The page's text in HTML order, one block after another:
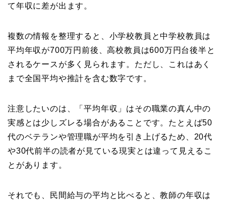
て年収に差が出ます。
複数の情報を整理すると、小学校教員と中学校教員は
平均年収が700万円前後、高校教員は600万円台後半と
されるケースが多く見られます。ただし、これはあく
まで全国平均や推計を含む数字です。
注意したいのは、「平均年収」はその職業の真ん中の
実感とは少しズレる場合があることです。たとえば50
代のベテランや管理職が平均を引き上げるため、20代
や30代前半の読者が見ている現実とは違って見えるこ
とがあります。
それでも、民間給与の平均と比べると、教師の年収は